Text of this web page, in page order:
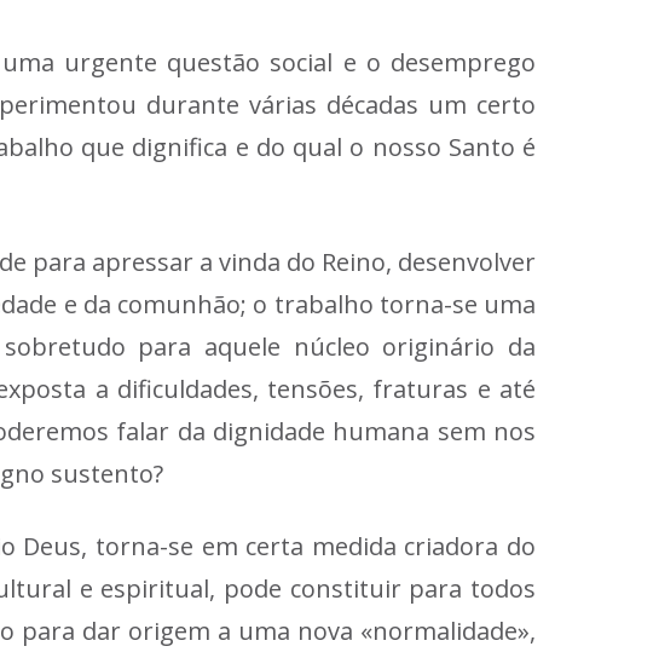
urgente questão social e o desemprego
durante várias décadas um certo
que dignifica e do qual o nosso Santo é
para apressar a vinda do Reino, desenvolver
e da comunhão; o trabalho torna-se uma
para aquele núcleo originário da
a dificuldades, tensões, fraturas e até
falar da dignidade humana sem nos
sustento?
torna-se em certa medida criadora do
e espiritual, pode constituir para todos
para dar origem a uma nova «normalidade»,